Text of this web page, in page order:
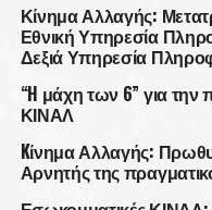
Κίνημα Αλλαγής:
Εθνική Υπηρεσία
Δεξιά Υπηρεσία
“H μάχη των 6” για την
ΚΙΝΑΛ
Kίνημα Αλλαγής:
Αρνητής της